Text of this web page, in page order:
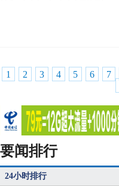
1
2 3 4 5 6 7
要闻排行
24小时排行